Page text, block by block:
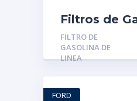
Filtros de
MGR-1408:
GASOLINA
UNIVERSAL
FILTRO DE
GASOLINA DE
LINEA
FORD